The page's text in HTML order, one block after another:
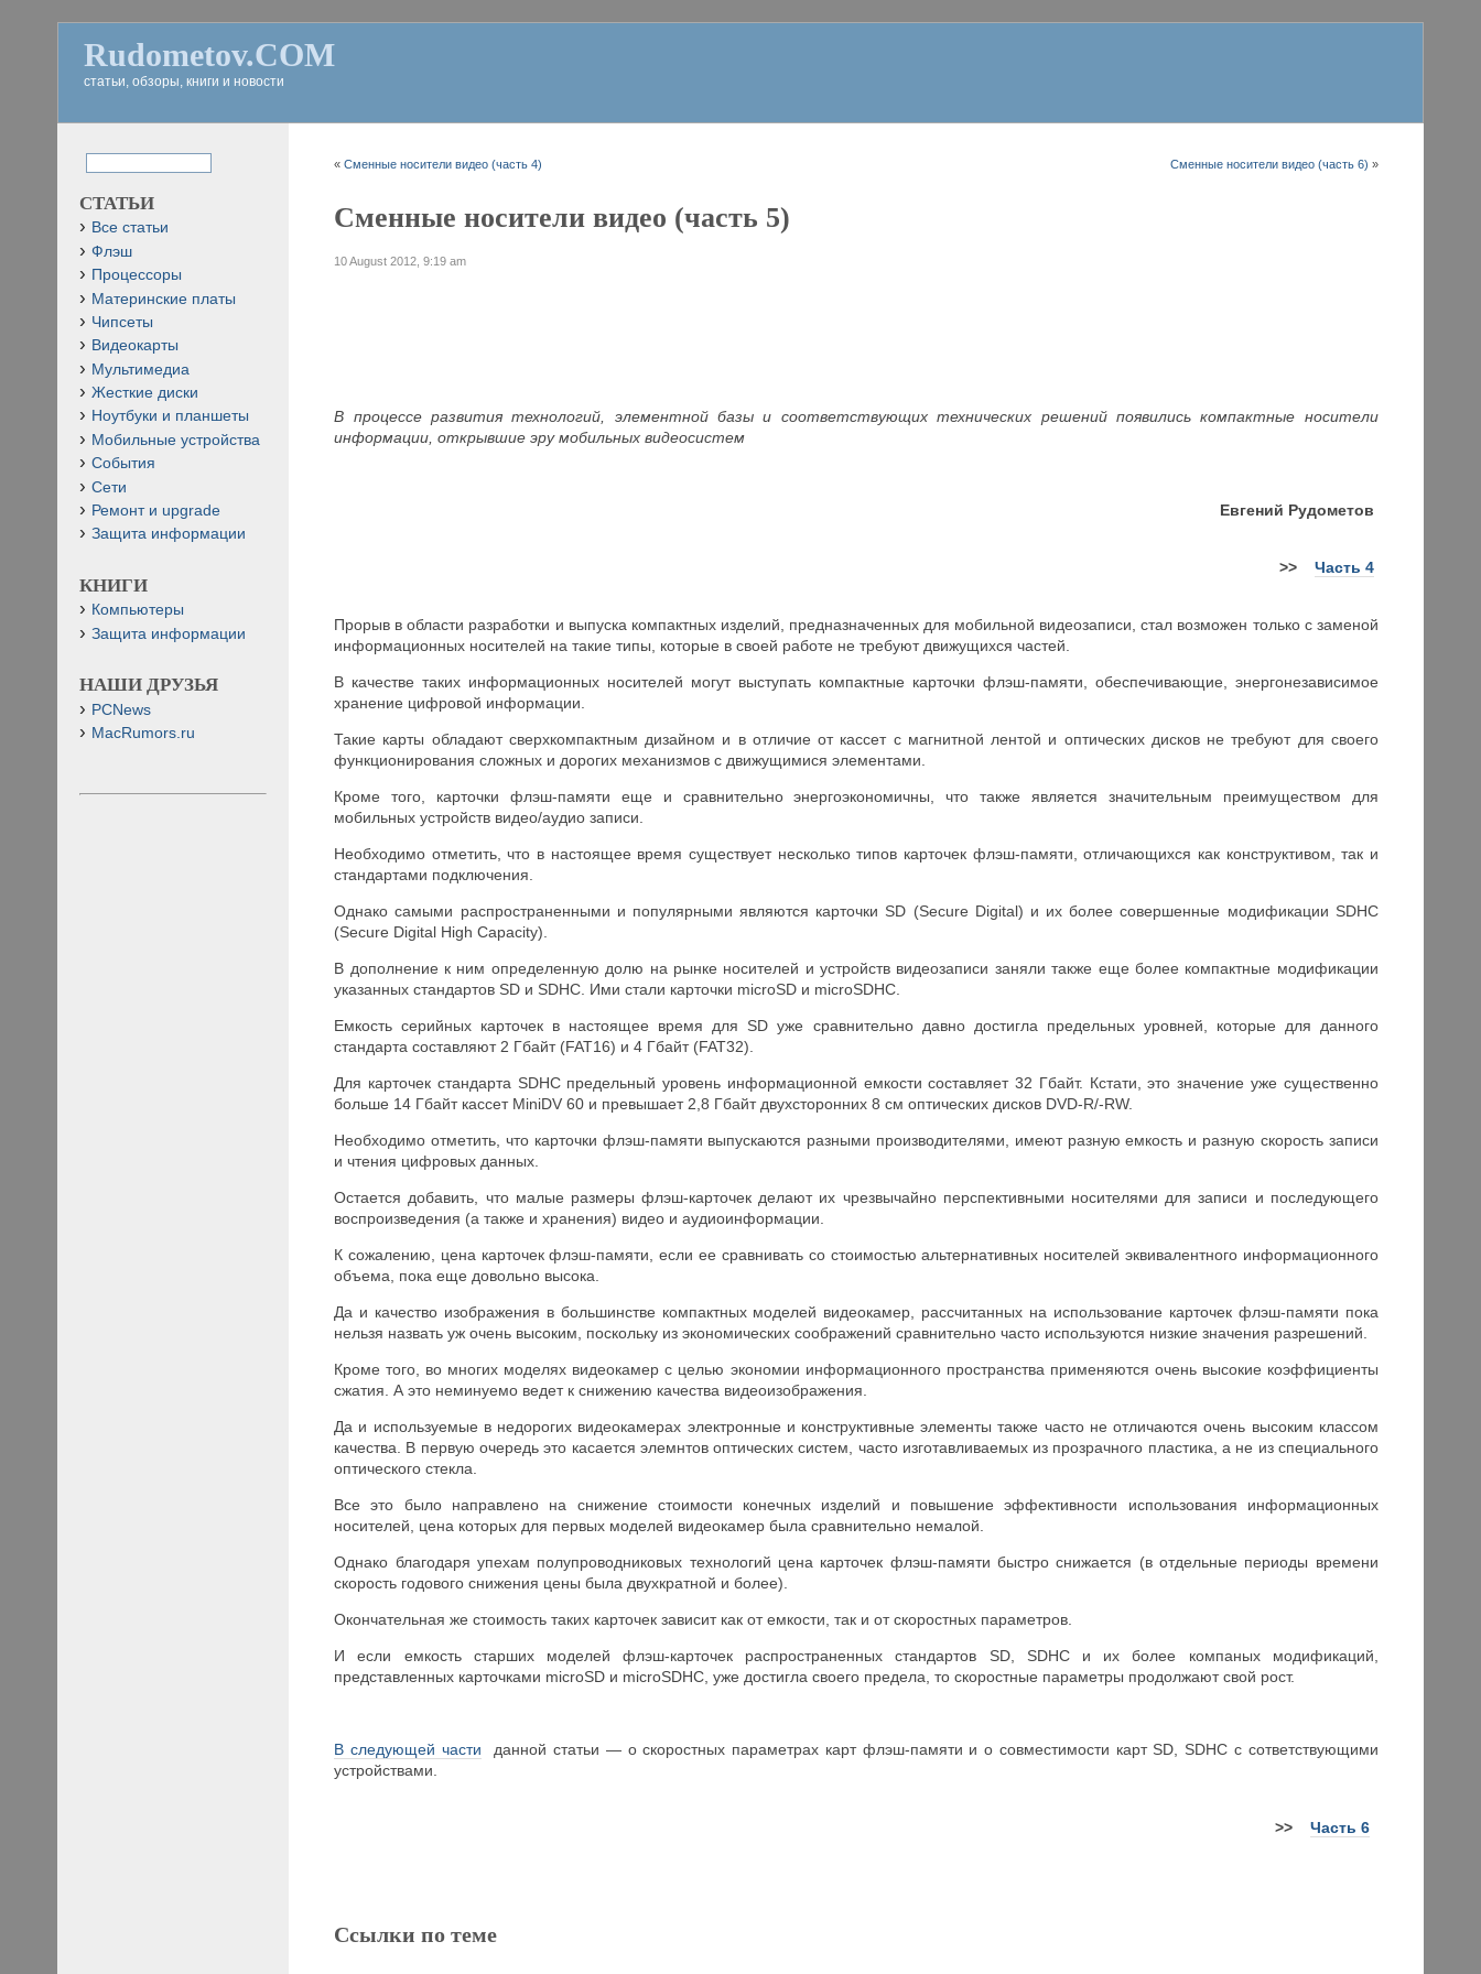
Rudometov.COM
статьи, обзоры, книги и новости
«Сменные носители видео (часть 4) Сменные носители видео (часть 6) »
Сменные носители видео (часть 5)
10 August 2012, 9:19 am
В процессе развития технологий, элементной базы и соответствующих технических решений появились компактные носители
информации, открывшие эру мобильных видеосистем
Евгений Рудометов
>> Часть 4
Прорыв в области разработки и выпуска компактных изделий, предназначенных для мобильной видеозаписи, стал возможен только с заменой
информационных носителей на такие типы, которые в своей работе не требуют движущихся частей.
В качестве таких информационных носителей могут выступать компактные карточки флэш-памяти, обеспечивающие, энергонезависимое
хранение цифровой информации.
Такие карты обладают сверхкомпактным дизайном и в отличие от кассет с магнитной лентой и оптических дисков не требуют для своего
функционирования сложных и дорогих механизмов с движущимися элементами.
Кроме того, карточки флэш-памяти еще и сравнительно энергоэкономичны, что также является значительным преимуществом для
мобильных устройств видео/аудио записи.
Необходимо отметить, что в настоящее время существует несколько типов карточек флэш-памяти, отличающихся как конструктивом, так и
стандартами подключения.
Однако самыми распространенными и популярными являются карточки SD (Secure Digital) и их более совершенные модификации SDHC
(Secure Digital High Capacity).
В дополнение к ним определенную долю на рынке носителей и устройств видеозаписи заняли также еще более компактные модификации
указанных стандартов SD и SDHC. Ими стали карточки microSD и microSDHC.
Емкость серийных карточек в настоящее время для SD уже сравнительно давно достигла предельных уровней, которые для данного
стандарта составляют 2 Гбайт (FAT16) и 4 Гбайт (FAT32).
Для карточек стандарта SDHC предельный уровень информационной емкости составляет 32 Гбайт. Кстати, это значение уже существенно
больше 14 Гбайт кассет MiniDV 60 и превышает 2,8 Гбайт двухсторонних 8 см оптических дисков DVD-R/-RW.
Необходимо отметить, что карточки флэш-памяти выпускаются разными производителями, имеют разную емкость и разную скорость записи
и чтения цифровых данных.
Остается добавить, что малые размеры флэш-карточек делают их чрезвычайно перспективными носителями для записи и последующего
воспроизведения (а также и хранения) видео и аудиоинформации.
К сожалению, цена карточек флэш-памяти, если ее сравнивать со стоимостью альтернативных носителей эквивалентного информационного
объема, пока еще довольно высока.
Да и качество изображения в большинстве компактных моделей видеокамер, рассчитанных на использование карточек флэш-памяти пока
нельзя назвать уж очень высоким, поскольку из экономических соображений сравнительно часто используются низкие значения разрешений.
Кроме того, во многих моделях видеокамер с целью экономии информационного пространства применяются очень высокие коэффициенты
сжатия. А это неминуемо ведет к снижению качества видеоизображения.
Да и используемые в недорогих видеокамерах электронные и конструктивные элементы также часто не отличаются очень высоким классом
качества. В первую очередь это касается элемнтов оптических систем, часто изготавливаемых из прозрачного пластика, а не из специального
оптического стекла.
Все это было направлено на снижение стоимости конечных изделий и повышение эффективности использования информационных
носителей, цена которых для первых моделей видеокамер была сравнительно немалой.
Однако благодаря упехам полупроводниковых технологий цена карточек флэш-памяти быстро снижается (в отдельные периоды времени
скорость годового снижения цены была двухкратной и более).
Окончательная же стоимость таких карточек зависит как от емкости, так и от скоростных параметров.
И если емкость старших моделей флэш-карточек распространенных стандартов SD, SDHC и их более компаных модификаций,
представленных карточками microSD и microSDHC, уже достигла своего предела, то скоростные параметры продолжают свой рост.
В следующей части данной статьи — о скоростных параметрах карт флэш-памяти и о совместимости карт SD, SDHC с сответствующими
устройствами.
>> Часть 6
Ссылки по теме
СТАТЬИ
Все статьи
Флэш
Процессоры
Материнские платы
Чипсеты
Видеокарты
Мультимедиа
Жесткие диски
Ноутбуки и планшеты
Мобильные устройства
События
Сети
Ремонт и upgrade
Защита информации
КНИГИ
Компьютеры
Защита информации
НАШИ ДРУЗЬЯ
PCNews
MacRumors.ru